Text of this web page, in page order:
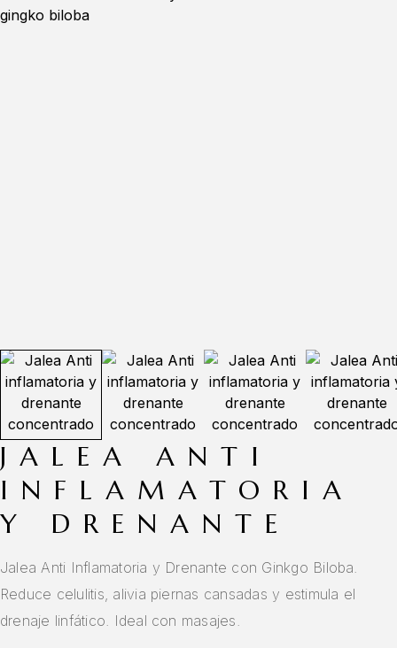
JALEA ANTI
INFLAMATORIA
Y DRENANTE
Jalea Anti Inflamatoria y Drenante con Ginkgo Biloba.
Reduce celulitis, alivia piernas cansadas y estimula el
drenaje linfático. Ideal con masajes.